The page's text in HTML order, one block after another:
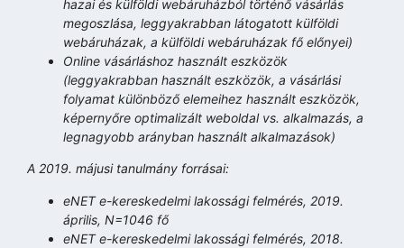
hazai és külföldi webáruházból történő vásárlás
megoszlása, leggyakrabban látogatott külföldi
webáruházak, a külföldi webáruházak fő előnyei)
Online vásárláshoz használt eszközök
(leggyakrabban használt eszközök, a vásárlási
folyamat különböző elemeihez használt eszközök,
képernyőre optimalizált weboldal vs. alkalmazás, a
legnagyobb arányban használt alkalmazások)
A 2019. májusi tanulmány forrásai:
eNET e-kereskedelmi lakossági felmérés, 2019.
április, N=1046 fő
eNET e-kereskedelmi lakossági felmérés, 2018.